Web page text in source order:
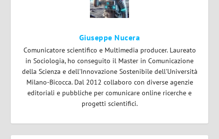
Giuseppe Nucera
Comunicatore scientifico e Multimedia producer. Laureato
in Sociologia, ho conseguito il Master in Comunicazione
della Scienza e dell'Innovazione Sostenibile dell'Università
Milano-Bicocca. Dal 2012 collaboro con diverse agenzie
editoriali e pubbliche per comunicare online ricerche e
progetti scientifici.